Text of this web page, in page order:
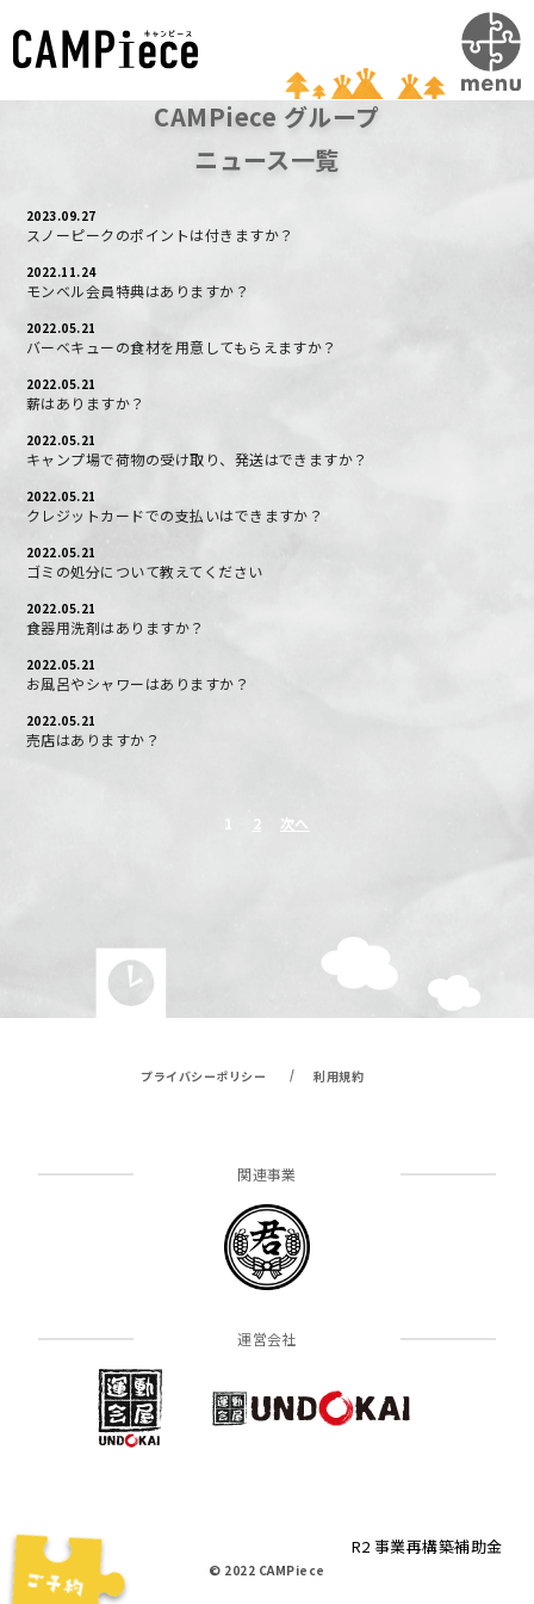
CAMPiece グループ
ニュース一覧
#
2023.09.27
スノーピークのポイントは付きますか？
#
2022.11.24
モンベル会員特典はありますか？
#
2022.05.21
バーベキューの食材を用意してもらえますか？
#
2022.05.21
薪はありますか？
#
2022.05.21
キャンプ場で荷物の受け取り、発送はできますか？
#
2022.05.21
クレジットカードでの支払いはできますか？
#
2022.05.21
ゴミの処分について教えてください
#
2022.05.21
食器用洗剤はありますか？
#
2022.05.21
お風呂やシャワーはありますか？
#
2022.05.21
売店はありますか？
1 2 次へ
プライバシーポリシー / 利用規約
関連事業
運営会社
R2 事業再構築補助金
© 2022 CAMPiece